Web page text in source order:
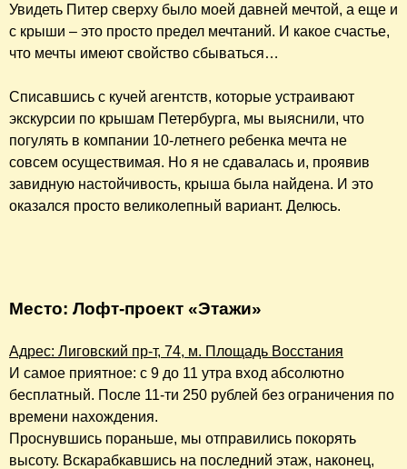
Увидеть Питер сверху было моей давней мечтой, а еще и
с крыши – это просто предел мечтаний. И какое счастье,
что мечты имеют свойство сбываться…
Списавшись с кучей агентств, которые устраивают
экскурсии по крышам Петербурга, мы выяснили, что
погулять в компании 10-летнего ребенка мечта не
совсем осуществимая. Но я не сдавалась и, проявив
завидную настойчивость, крыша была найдена. И это
оказался просто великолепный вариант. Делюсь.
Место: Лофт-проект «Этажи»
Адрес: Лиговский пр-т, 74, м. Площадь Восстания
И самое приятное: с 9 до 11 утра вход абсолютно
бесплатный. После 11-ти 250 рублей без ограничения по
времени нахождения.
Проснувшись пораньше, мы отправились покорять
высоту. Вскарабкавшись на последний этаж, наконец,